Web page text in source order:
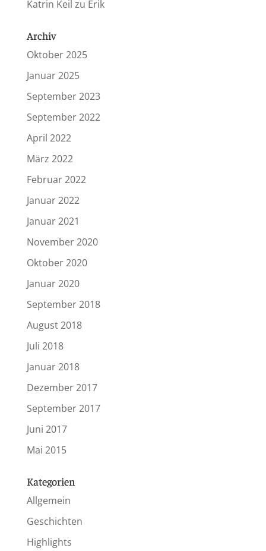
Katrin Keil zu Erik
Archiv
Oktober 2025
Januar 2025
September 2023
September 2022
April 2022
März 2022
Februar 2022
Januar 2022
Januar 2021
November 2020
Oktober 2020
Januar 2020
September 2018
August 2018
Juli 2018
Januar 2018
Dezember 2017
September 2017
Juni 2017
Mai 2015
Kategorien
Allgemein
Geschichten
Highlights